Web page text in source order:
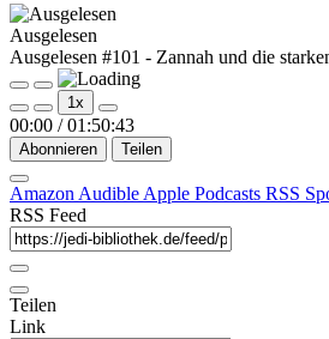
Ausgelesen
Ausgelesen #101 - Zannah und die
Play
Episode
Pause
Episode
1x
00:00 / 01:50:43
Abonnieren Teilen
Amazon Audible Apple Podcasts RSS
RSS Feed
Teilen
Link